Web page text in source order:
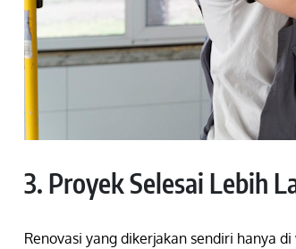
3. Proyek Selesai Lebih
Renovasi yang dikerjakan sendiri hanya